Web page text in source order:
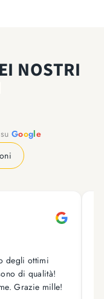
NOSTRI
suGoogle
degli ottimi
di qualità!
Grazie mille!